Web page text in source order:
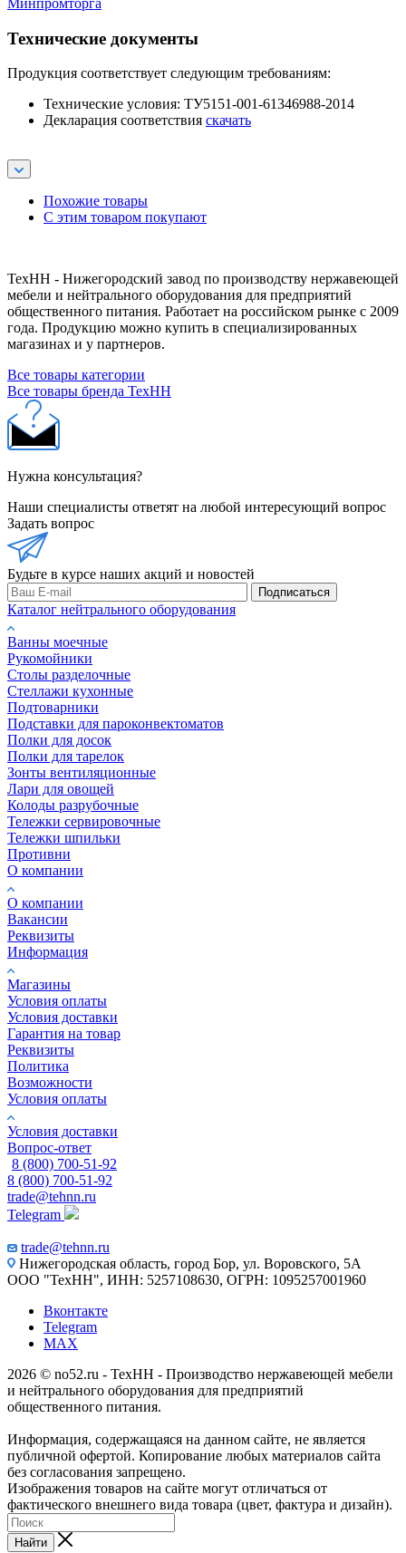
Минпромторга
Технические документы
Продукция соответствует следующим требованиям:
Технические условия: ТУ5151-001-61346988-2014
Декларация соответствия скачать
Похожие товары
С этим товаром покупают
ТехНН - Нижегородский завод по производству нержавеющей
мебели и нейтрального оборудования для предприятий
общественного питания. Работает на российском рынке с 2009
года. Продукцию можно купить в специализированных
магазинах и у партнеров.
Все товары категории
Все товары бренда ТехНН
Нужна консультация?
Наши специалисты ответят на любой интересующий вопрос
Задать вопрос
Будьте в курсе наших акций и новостей
Подписаться
Каталог нейтрального оборудования
Ванны моечные
Рукомойники
Столы разделочные
Стеллажи кухонные
Подтоварники
Подставки для пароконвектоматов
Полки для досок
Полки для тарелок
Зонты вентиляционные
Лари для овощей
Колоды разрубочные
Тележки сервировочные
Тележки шпильки
Противни
О компании
О компании
Вакансии
Реквизиты
Информация
Магазины
Условия оплаты
Условия доставки
Гарантия на товар
Реквизиты
Политика
Возможности
Условия оплаты
Условия доставки
Вопрос-ответ
8 (800) 700-51-92
8 (800) 700-51-92
trade@tehnn.ru
Telegram
trade@tehnn.ru
Нижегородская область, город Бор, ул. Воровского, 5А
ООО "ТехНН", ИНН: 5257108630, ОГРН: 1095257001960
Вконтакте
Telegram
MAX
2026 © no52.ru - ТехНН - Производство нержавеющей мебели
и нейтрального оборудования для предприятий
общественного питания.
Информация, содержащаяся на данном сайте, не является
публичной офертой. Копирование любых материалов сайта
без согласования запрещено.
Изображения товаров на сайте могут отличаться от
фактического внешнего вида товара (цвет, фактура и дизайн).
Найти